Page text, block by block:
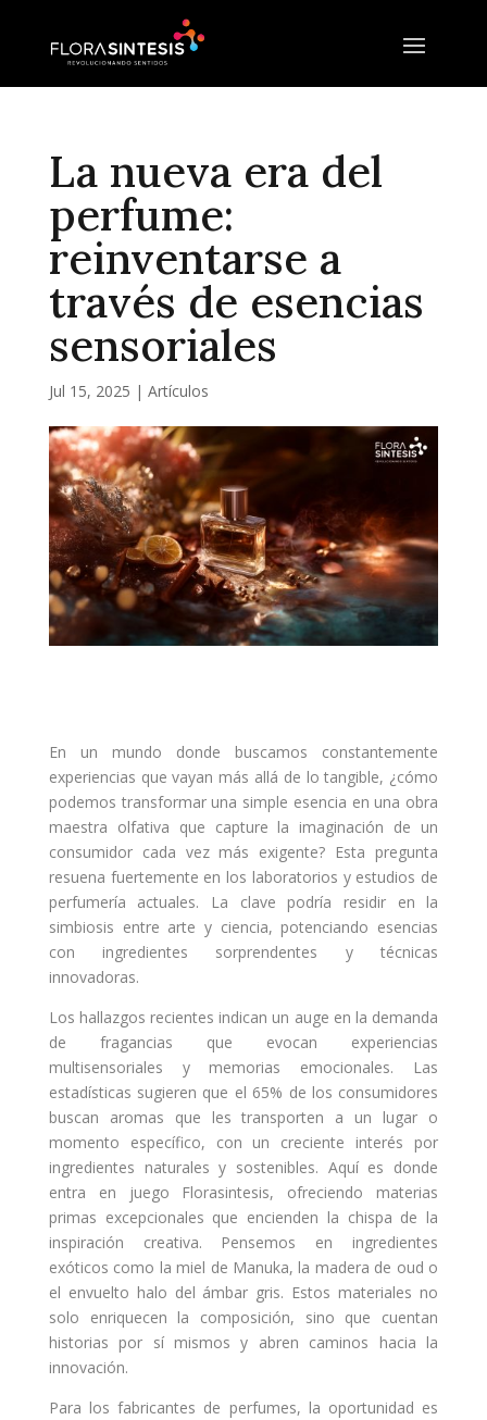
La nueva era del
perfume:
reinventarse a
través de esencias
sensoriales
Jul 15, 2025 | Artículos
En un mundo donde buscamos constantemente
experiencias que vayan más allá de lo tangible, ¿cómo
podemos transformar una simple esencia en una obra
maestra olfativa que capture la imaginación de un
consumidor cada vez más exigente? Esta pregunta
resuena fuertemente en los laboratorios y estudios de
perfumería actuales. La clave podría residir en la
simbiosis entre arte y ciencia, potenciando esencias
con ingredientes sorprendentes y técnicas
innovadoras.
Los hallazgos recientes indican un auge en la demanda
de fragancias que evocan experiencias
multisensoriales y memorias emocionales. Las
estadísticas sugieren que el 65% de los consumidores
buscan aromas que les transporten a un lugar o
momento específico, con un creciente interés por
ingredientes naturales y sostenibles. Aquí es donde
entra en juego Florasintesis, ofreciendo materias
primas excepcionales que encienden la chispa de la
inspiración creativa. Pensemos en ingredientes
exóticos como la miel de Manuka, la madera de oud o
el envuelto halo del ámbar gris. Estos materiales no
solo enriquecen la composición, sino que cuentan
historias por sí mismos y abren caminos hacia la
innovación.
Para los fabricantes de perfumes, la oportunidad es